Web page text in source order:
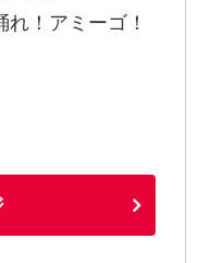
！アミーゴ！